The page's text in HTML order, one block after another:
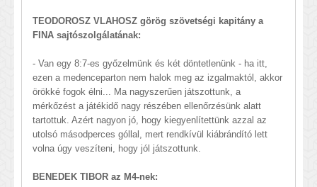
TEODOROSZ VLAHOSZ görög szövetségi kapitány a
FINA sajtószolgálatának:
- Van egy 8:7-es győzelmünk és két döntetlenünk - ha itt,
ezen a medenceparton nem halok meg az izgalmaktól, akkor
örökké fogok élni... Ma nagyszerűen játszottunk, a
mérkőzést a játékidő nagy részében ellenőrzésünk alatt
tartottuk. Azért nagyon jó, hogy kiegyenlítettünk azzal az
utolsó másodperces góllal, mert rendkívül kiábrándító lett
volna úgy veszíteni, hogy jól játszottunk.
BENEDEK TIBOR az M4-nek: